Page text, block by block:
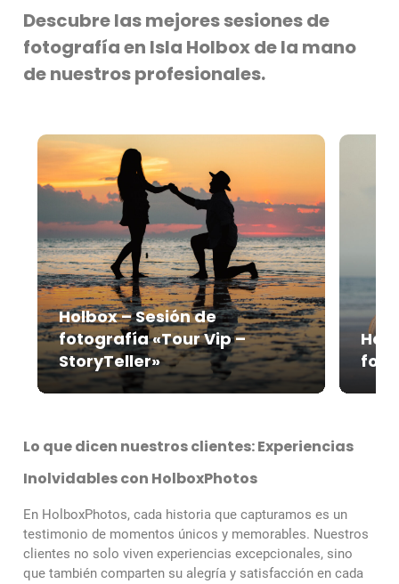
Descubre las mejores sesiones de
fotografía en Isla Holbox de la mano
de nuestros profesionales.
Holbox – Sesión de
fotografía «Tour Vip –
StoryTeller»
Lo que dicen nuestros clientes: Experiencias
Inolvidables con HolboxPhotos
En HolboxPhotos, cada historia que capturamos es un
testimonio de momentos únicos y memorables. Nuestros
clientes no solo viven experiencias excepcionales, sino
que también comparten su alegría y satisfacción en cada